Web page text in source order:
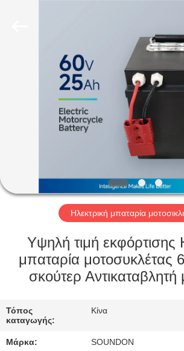
ΠΡΟΪΌΝΤΑ
ΠΕΡΊΠΟΥ
ΓΎΡΟΣ
ΕΡΓΟΣΤΑΣΊΩΝ
ΠΟΙΟΤΙΚΌΣ
ΈΛΕΓΧΟΣ
Ηλεκτρική μπαταρία
Υψηλή τιμή εκφόρτισης
μπαταρία μοτοσυκλέτας
σκούτερ Αντικαταβλητή
Τόπος
καταγωγής:
Κίνα
Μάρκα: SOUNDON